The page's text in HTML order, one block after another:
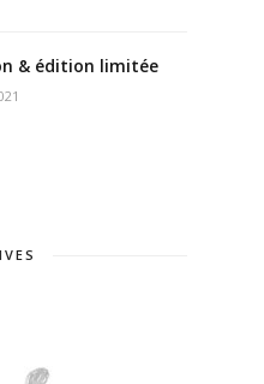
& édition limitée